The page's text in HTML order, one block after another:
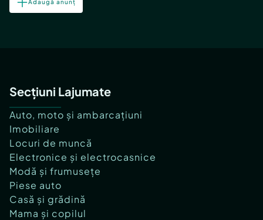
Adaugă anunț
Secțiuni Lajumate
Auto, moto și ambarcațiuni
Imobiliare
Locuri de muncă
Electronice și electrocasnice
Modă și frumusețe
Piese auto
Casă și grădină
Mama și copilul